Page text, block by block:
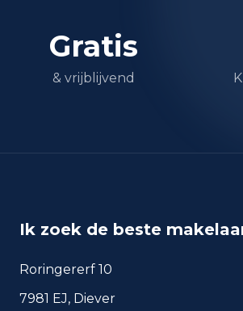
260
Herkomst inwoners (2025)
Nederland
25
Woningvoorraad en
Gratis
& vrijblijvend
Ik zoek de beste
Roringererf 10
7981 EJ, Diever